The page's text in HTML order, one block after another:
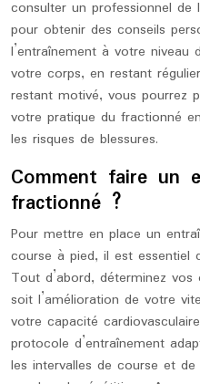
consulter un professionnel
pour obtenir des conseils
l’entraînement à votre
votre corps, en restant
restant motivé, vous pourrez
votre pratique du fractionné
les risques de blessures.
Comment faire un
fractionné ?
Pour mettre en place un
course à pied, il est essentiel
Tout d’abord, déterminez
soit l’amélioration de votre
votre capacité
protocole d’entraînement
les intervalles de course et